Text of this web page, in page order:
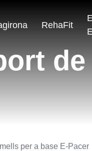
RehaFit
per a base E-Pacer